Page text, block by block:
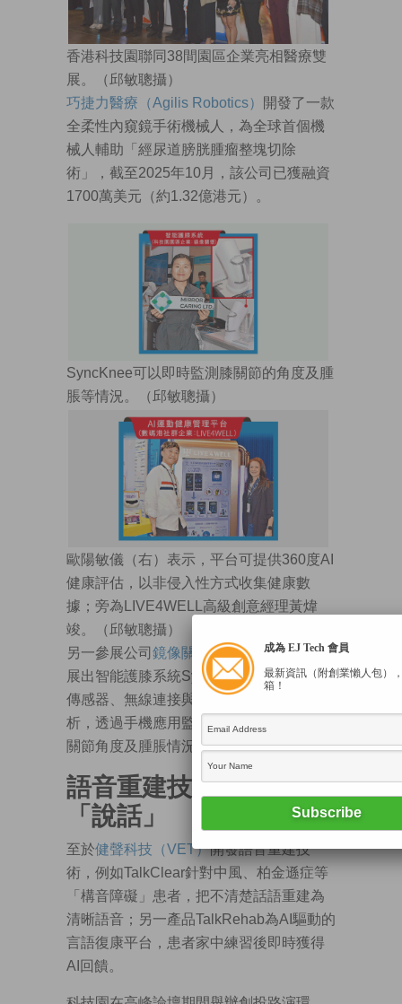
香港科技園聯同38間園區企業亮相醫療雙
展。（邱敏聰攝）
巧捷力醫療（Agilis Robotics）
開發了一款
全柔性內窺鏡手術機械人，為全球首個機
械人輔助「經尿道膀胱腫瘤整塊切除
術」，截至2025年10月，該公司已獲融資
1700萬美元（約1.32億港元）。
SyncKnee可以即時監測膝關節的角度及腫
脹等情況。（邱敏聰攝）
歐陽敏儀（右）表示，平台可提供360度AI
健康評估，以非侵入性方式收集健康數
據；旁為LIVE4WELL高級創意經理黃煒
竣。（邱敏聰攝）
另一參展公司 鏡像關懷（Mirror Caring）
展出智能護膝系統SyncKnee，融合可拉伸
傳感器、無線連接與人工智能（AI）分
析，透過手機應用監測膝關節健康，例如
關節角度及腫脹情況。
語音重建技術 助中風者
「說話」
至於健聲科技（VET）開發語音重建技
術，例如TalkClear針對中風、柏金遜症等
「構音障礙」患者，把不清楚話語重建為
清晰語音；另一產品TalkRehab為AI驅動的
言語復康平台，患者家中練習後即時獲得
AI回饋。
成為 EJ Tech 會員
最新資訊（附創業懶人包）
箱！